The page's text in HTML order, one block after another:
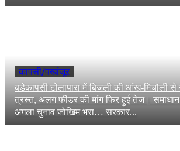
कापसी/पखांजूर
बडेकापसी टोलापारा में बिजली की आंख-मिचौली से
त्रस्त, अलग फीडर की मांग फिर हुई तेज। समाधान
अगला चुनाव जोखिम भरा… सरकार...